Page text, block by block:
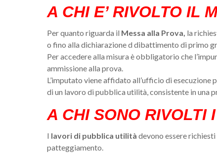
A CHI E’ RIVOLTO IL
Per quanto riguarda il Messa alla Prova, la
o fino alla dichiarazione d dibattimento di primo
Per accedere alla misura è obbligatorio che
ammissione alla prova.
L’imputato viene affidato all’ufficio di
di un lavoro di pubblica utilità, consistente in una
A CHI SONO RIVOLTI
I lavori di pubblica utilità devono essere richiesti
patteggiamento.